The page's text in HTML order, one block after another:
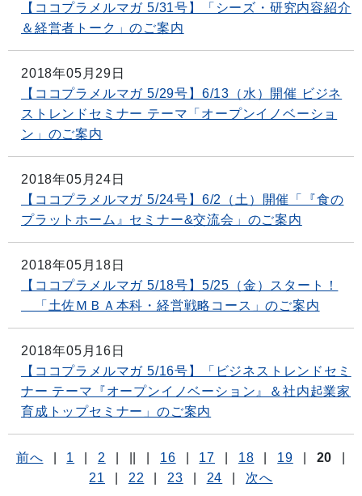
【ココプラメルマガ 5/31号】「シーズ・研究内容紹介
＆経営者トーク」のご案内
2018年05月29日
【ココプラメルマガ 5/29号】6/13（水）開催 ビジネ
ストレンドセミナー テーマ「オープンイノベーショ
ン」のご案内
2018年05月24日
【ココプラメルマガ 5/24号】6/2（土）開催「『食の
プラットホーム』セミナー&交流会」のご案内
2018年05月18日
【ココプラメルマガ 5/18号】5/25（金）スタート！
「土佐ＭＢＡ本科・経営戦略コース」のご案内
2018年05月16日
【ココプラメルマガ 5/16号】「ビジネストレンドセミ
ナー テーマ『オープンイノベーション』＆社内起業家
育成トップセミナー」のご案内
前へ 1 2 16 17 18 19 20
21
22 23 24 次へ